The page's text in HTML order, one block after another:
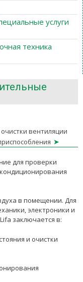
услуги
техника
вентиляции
➤
для проверки
в помещении. Для
электроники и
заключается в:
и очистки